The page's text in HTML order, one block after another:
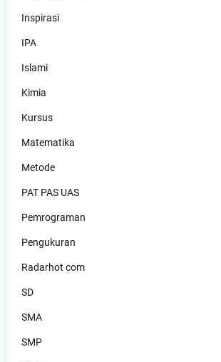
Inspirasi
IPA
Islami
Kimia
Kursus
Matematika
Metode
PAT PAS UAS
Pemrograman
Pengukuran
Radarhot com
SD
SMA
SMP